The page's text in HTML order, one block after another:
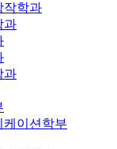
작학과
과
과
케이션학부